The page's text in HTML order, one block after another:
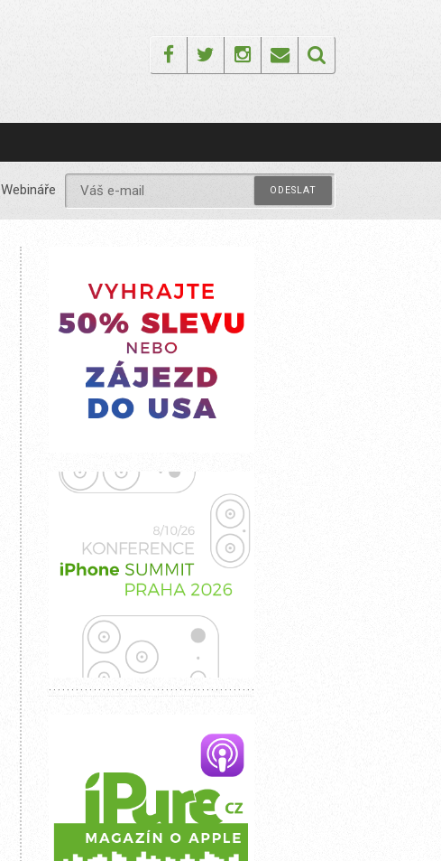
FacebookTwitterInstagram
Email
Webináře